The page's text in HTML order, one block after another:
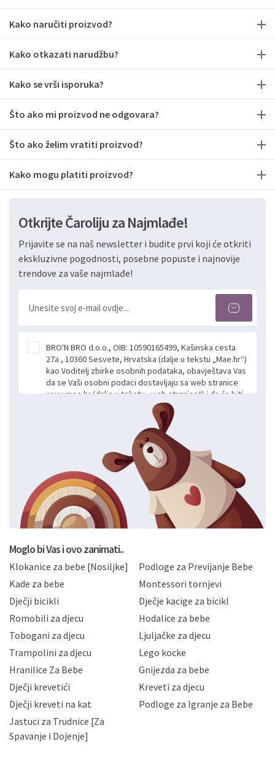
Kako naručiti proizvod?
Kako otkazati narudžbu?
Kako se vrši isporuka?
Što ako mi proizvod ne odgovara?
Što ako želim vratiti proizvod?
Kako mogu platiti proizvod?
Otkrijte Čaroliju za Najmlađe!
Prijavite se na naš newsletter i budite prvi koji će otkriti
ekskluzivne pogodnosti, posebne popuste i najnovije
trendove za vaše najmlađe!
BRO'N BRO d.o.o., OIB: 10590165499, Kašinska cesta
27a , 10360 Sesvete, Hrvatska (dalje u tekstu „Mae.hr“)
kao Voditelj zbirke osobnih podataka, obavještava Vas
da se Vaši osobni podaci dostavljaju sa web stranice
www.mae.hr (dalje u tekstu „web stranice“) i da će biti
obrađeni. Prihvaćanjem ove Izjave smatra se da
slobodno i izričito dajete privolu za prikupljanje i daljnju
obradu Vaših osobnih podataka koje ustupate Mae.hr
putem ovih web stranica u svrhu odgovora i daljnje
komunikacije na Vaš upit poslan kroz kontakt obrazac.
Radi se o dobrovoljnom davanju podataka te ovu
Izjavu niste dužni prihvatiti odnosno niste dužni unositi
svoje osobne podatke u jednu od prijavnih
formi/obrazaca dostupnih na ovim web stranicama.
BRO'N BRO d.o.o. će s Vašim osobnim podacima
postupati sukladno Općoj uredbi o zaštiti podataka
privatnosti i kolačića koju možete pročitati ovdje i
Hrvatske, a uvijek uz primjenu odgovarajućih tehničkih i
sigurnosnih mjera zaštite osobnih podataka od
neovlaštenog pristupa, zlouporabe, otkrivanja,
gubitka ili uništenja. Mae.hr štiti privatnost svojih
korisnika i posjetitelja web stranica, čuva povjerljivost
Vaših osobnih podataka te omogućava pristup i
priopćavanje osobnih podataka samo onim svojim
zaposlenicima kojima su isti potrebni radi provedbe
slučajevima koji su dozvoljeni zakonima. Napominjemo
da možete u svako doba, u potpunosti ili djelomice,
zatražiti prestanak aktivnosti obrade Vaših osobnih
podataka. Opoziv privole možete podnijeti poštom na
gore navedenu adresu ili e-mailom na adresu:
Moglo bi Vas i ovo zanimati..
Klokanice za bebe [Nosiljke]
Podloge za Previjanje Bebe
Kade za bebe
Montessori tornjevi
Dječji bicikli
Dječje kacige za bicikl
Romobili za djecu
Hodalice za bebe
Tobogani za djecu
Ljuljačke za djecu
Trampolini za djecu
Lego kocke
Hranilice Za Bebe
Gnijezda za bebe
Dječji krevetići
Kreveti za djecu
Dječji kreveti na kat
Podloge za Igranje za Bebe
Jastuci za Trudnice [Za
Spavanje i Dojenje]